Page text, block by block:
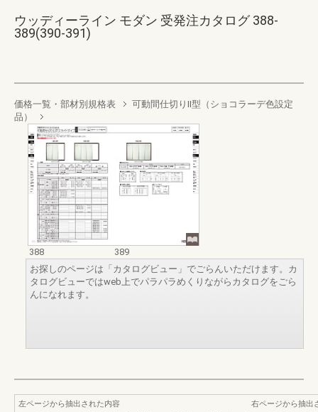
ウッディーライン モダン 受発注カタログ 388-
389(390-391)
価格一覧・部材別規格表
可動間仕切りII型（ショコラーデ色設定
品）
388
389
お探しのページは「カタログビュー」でごらんいただけます。カ
タログビューではweb上でパラパラめくりながらカタログをごら
んになれます。
左ページから抽出された内容
右ページから抽出